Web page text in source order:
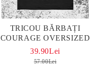
TRICOU BĂRBAȚI
COURAGE OVERSIZED
39.90Lei
57.00Lei